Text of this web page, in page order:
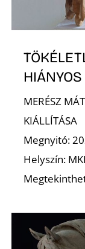
HIÁNYOS
MERÉSZ
KIÁLLÍTÁSA
Megnyitó:
Helyszín: